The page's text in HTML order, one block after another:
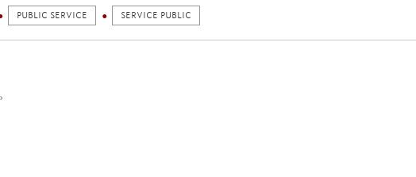
PUBLIC SERVICE SERVICE PUBLIC